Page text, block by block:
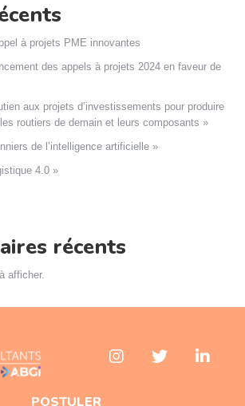
à projets PME innovantes
des appels à projets 2024 en faveur de
aux projets d’investissements pour produire
routiers de demain et leurs composants »
de l’intelligence artificielle »
4.0 »
récents
afficher.
POSTULER